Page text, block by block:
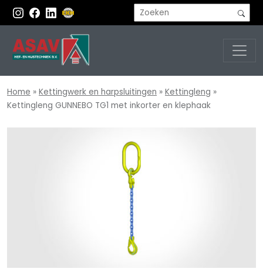
Home » Kettingwerk en harpsluitingen » Kettingleng »
Kettingleng GUNNEBO TG1 met inkorter en klephaak